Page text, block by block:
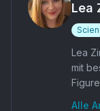
Lea
Lea
mit
Alle